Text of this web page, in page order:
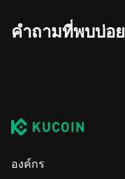
คำถามที่พบบ่อย
องค์กร